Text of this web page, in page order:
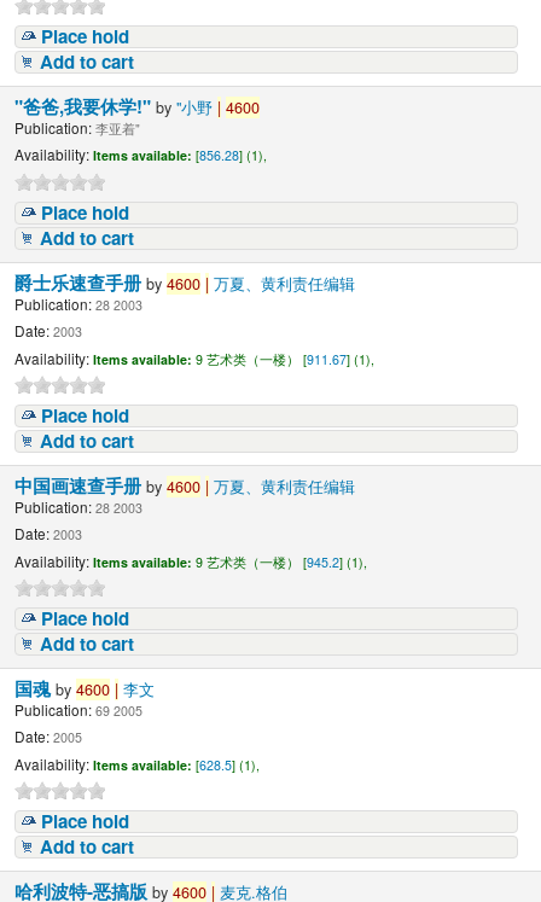
Place hold
Add to cart
"爸爸,我要休学!"by"小野 | 4600
Publication: 李亚着"
Availability: Items available: [856.28] (1),
Place hold
Add to cart
爵士乐速查手册by4600 | 万夏、黄利责任编辑
Publication: 28 2003
Date: 2003
Availability: Items available: 9 艺术类（一楼） [911.67] (1),
Place hold
Add to cart
中国画速查手册by4600 | 万夏、黄利责任编辑
Publication: 28 2003
Date: 2003
Availability: Items available: 9 艺术类（一楼） [945.2] (1),
Place hold
Add to cart
国魂by4600 | 李文
Publication: 69 2005
Date: 2005
Availability: Items available: [628.5] (1),
Place hold
Add to cart
哈利波特-恶搞版by4600 | 麦克.格伯